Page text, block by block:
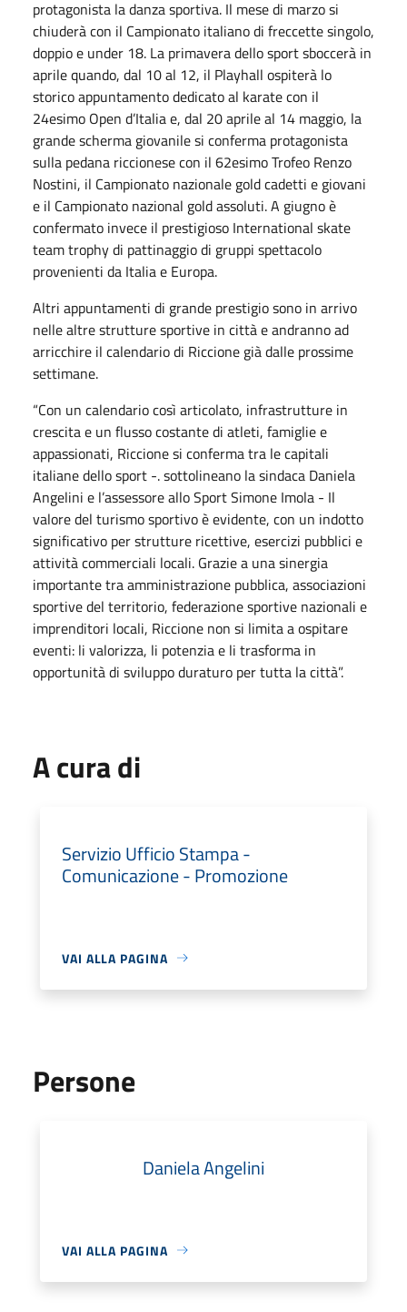
protagonista la danza sportiva. Il mese di marzo si
chiuderà con il Campionato italiano di freccette singolo,
doppio e under 18. La primavera dello sport sboccerà in
aprile quando, dal 10 al 12, il Playhall ospiterà lo
storico appuntamento dedicato al karate con il
24esimo Open d’Italia e, dal 20 aprile al 14 maggio, la
grande scherma giovanile si conferma protagonista
sulla pedana riccionese con il 62esimo Trofeo Renzo
Nostini, il Campionato nazionale gold cadetti e giovani
e il Campionato nazional gold assoluti. A giugno è
confermato invece il prestigioso International skate
team trophy di pattinaggio di gruppi spettacolo
provenienti da Italia e Europa.
Altri appuntamenti di grande prestigio sono in arrivo
nelle altre strutture sportive in città e andranno ad
arricchire il calendario di Riccione già dalle prossime
settimane.
“Con un calendario così articolato, infrastrutture in
crescita e un flusso costante di atleti, famiglie e
appassionati, Riccione si conferma tra le capitali
italiane dello sport -. sottolineano la sindaca Daniela
Angelini e l’assessore allo Sport Simone Imola - Il
valore del turismo sportivo è evidente, con un indotto
significativo per strutture ricettive, esercizi pubblici e
attività commerciali locali. Grazie a una sinergia
importante tra amministrazione pubblica, associazioni
sportive del territorio, federazione sportive nazionali e
imprenditori locali, Riccione non si limita a ospitare
eventi: li valorizza, li potenzia e li trasforma in
opportunità di sviluppo duraturo per tutta la città”.
A cura di
Servizio Ufficio Stampa -
Comunicazione - Promozione
VAI ALLA PAGINA
Persone
Daniela Angelini
VAI ALLA PAGINA